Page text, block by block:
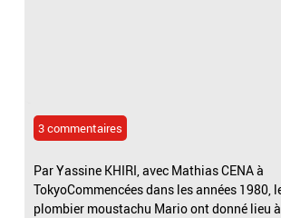
3 commentaires
Par Yassine KHIRI, avec Mathias CENA à
TokyoCommencées dans les années 1980,
plombier moustachu Mario ont donné lieu